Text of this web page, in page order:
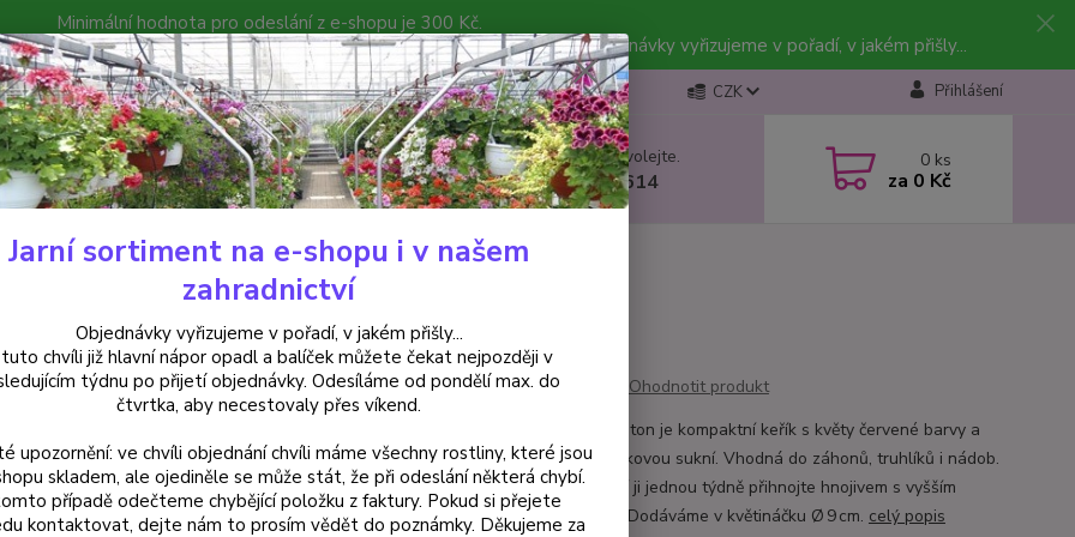
Minimální hodnota pro odeslání z e-shopu je 300 Kč.
můžete čekat nejpozději v následujícím týdnu po přijetí objednávky. Objednávky vyřizujeme v pořadí, v jakém přišly...
Poradna Kontakty CZK Přihlášení
Hledat Nevíte si rady? Zavolejte.
+420 602 223 614
0 ks
za 0 Kč
Fuchsie Rose Winston Fuchsie 804
Winston Fuchsie 804
Ohodnotit produkt
Fuchsie Rose Winston je kompaktní keřík s květy červené barvy a
plnou růžovou krajkovou sukní. Vhodná do záhonů, truhlíků i nádob.
Pro bohaté kvetení ji jednou týdně přihnojte hnojivem s vyšším
obsahem draslíku. Dodáváme v květináčku Ø 9 cm. celý popis
Jarní sortiment na e-shopu i v našem
zahradnictví
Objednávky vyřizujeme v pořadí, v jakém přišly...
chvíli již hlavní nápor opadl a balíček můžete čekat nejpozději v
týdnu po přijetí objednávky. Odesíláme od pondělí max. do
čtvrtka, aby necestovaly přes víkend.
upozornění: ve chvíli objednání chvíli máme všechny rostliny, které jsou
skladem, ale ojediněle se může stát, že při odeslání některá chybí.
případě odečteme chybějící položku z faktury. Pokud si přejete
kontaktovat, dejte nám to prosím vědět do poznámky. Děkujeme za